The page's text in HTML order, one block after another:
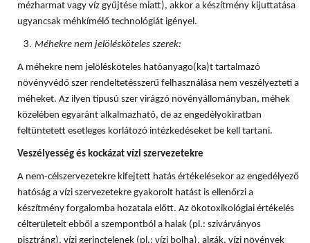
mézharmat vagy víz gyűjtése miatt), akkor a készítmény kijuttatása
ugyancsak méhkímélő technológiát igényel.
Méhekre nem jelölésköteles szerek:
A méhekre nem jelölésköteles hatóanyago(ka)t tartalmazó
növényvédő szer rendeltetésszerű felhasználása nem veszélyezteti a
méheket. Az ilyen típusú szer virágzó növényállományban, méhek
közelében egyaránt alkalmazható, de az engedélyokiratban
feltüntetett esetleges korlátozó intézkedéseket be kell tartani.
Veszélyesség és kockázat vízi szervezetekre
A nem-célszervezetekre kifejtett hatás értékelésekor az engedélyező
hatóság a vízi szervezetekre gyakorolt hatást is ellenőrzi a
készítmény forgalomba hozatala előtt. Az ökotoxikológiai értékelés
célterületeit ebből a szempontból a halak (pl.: szivárványos
pisztráng), vízi gerinctelenek (pl.: vízi bolha), algák, vízi növények